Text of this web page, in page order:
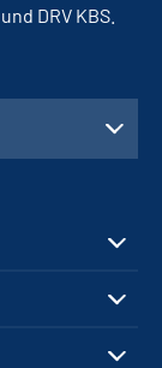
DRV KBS.